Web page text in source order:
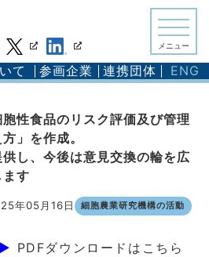
メニュー
て 参画企業 連携団体 ENG
胞性食品のリスク評価及び管理
」を作成。
し、今後は意見交換の輪を広
す
年05月16日 細胞農業研究機構の活動
▶︎ PDFダウンロードはこちら